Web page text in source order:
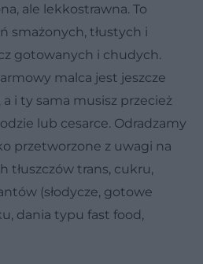
ale lekkostrawna. To
smażonych, tłustych i
gotowanych i chudych.
malca jest jeszcze
i ty sama musisz przecież
lub cesarce. Odradzamy
przetworzone z uwagi na
tłuszczów trans, cukru,
(słodycze, gotowe
dania typu fast food,